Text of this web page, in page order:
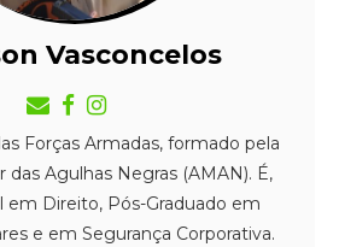
Vasconcelos
Forças Armadas, formado pela
das Agulhas Negras (AMAN). É,
em Direito, Pós-Graduado em
e em Segurança Corporativa.